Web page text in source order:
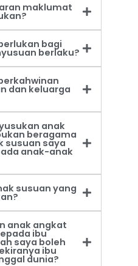
maklumat
bagi
berlaku?
dan keluarga
anak
beragama
susuan saya
anak-anak
susuan yang
anak angkat
ibu
saya boleh
ibu
dunia?